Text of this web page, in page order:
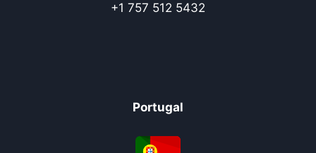
+1 757 512 5432
Portugal